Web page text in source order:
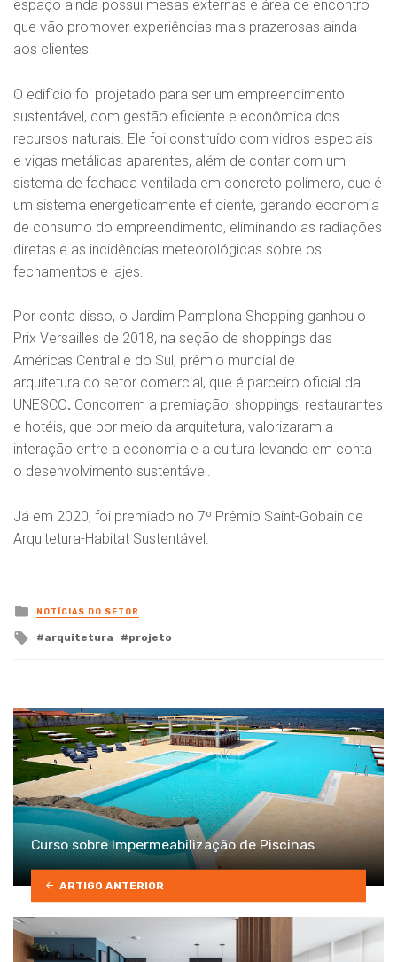
espaço ainda possui mesas externas e área de encontro
que vão promover experiências mais prazerosas ainda
aos clientes.
O edifício foi projetado para ser um empreendimento
sustentável, com gestão eficiente e econômica dos
recursos naturais. Ele foi construído com vidros especiais
e vigas metálicas aparentes, além de contar com um
sistema de fachada ventilada em concreto polímero, que é
um sistema energeticamente eficiente, gerando economia
de consumo do empreendimento, eliminando as radiações
diretas e as incidências meteorológicas sobre os
fechamentos e lajes.
Por conta disso, o Jardim Pamplona Shopping ganhou o
Prix Versailles de 2018, na seção de shoppings das
Américas Central e do Sul, prêmio mundial de
arquitetura do setor comercial, que é parceiro oficial da
UNESCO. Concorrem a premiação, shoppings, restaurantes
e hotéis, que por meio da arquitetura, valorizaram a
interação entre a economia e a cultura levando em conta
o desenvolvimento sustentável.
Já em 2020, foi premiado no 7º Prêmio Saint-Gobain de
Arquitetura-Habitat Sustentável.
Posted
in
NOTÍCIAS DO SETOR
Tagged
arquitetura projeto
Curso sobre Impermeabilização de Piscinas
ARTIGO ANTERIOR